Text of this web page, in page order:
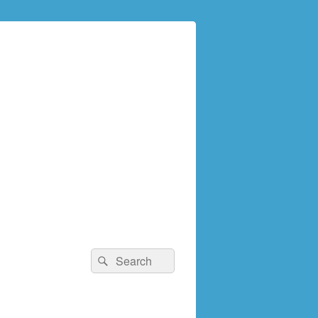
検
索:
検
索